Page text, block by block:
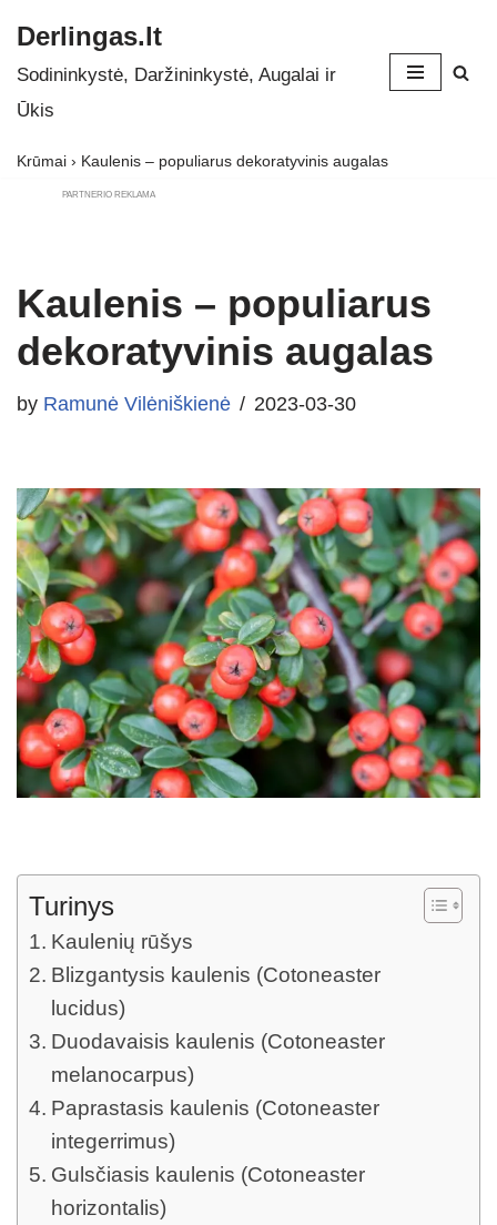
Skip
to
Derlingas.lt
Sodininkystė, Daržininkystė, Augalai ir
Ūkis
Krūmai › Kaulenis – populiarus dekoratyvinis augalas
PARTNERIO REKLAMA
Kaulenis – populiarus
dekoratyvinis augalas
by Ramunė Vilėniškienė 2023-03-30
Turinys
Kaulenių rūšys
Blizgantysis kaulenis (Cotoneaster
lucidus)
Duodavaisis kaulenis (Cotoneaster
melanocarpus)
Paprastasis kaulenis (Cotoneaster
integerrimus)
Gulsčiasis kaulenis (Cotoneaster
horizontalis)